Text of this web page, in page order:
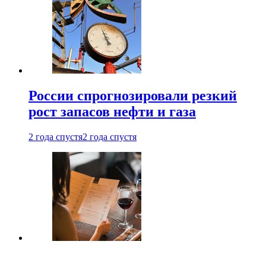
России спрогнозировали резкий
рост запасов нефти и газа
2 года спустя2 года спустя